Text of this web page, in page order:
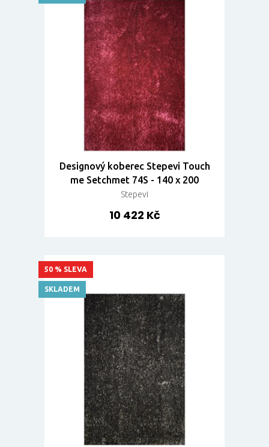
Designový koberec Stepevi Touch
me Setchmet 74S - 140 x 200
Stepevi
10 422 Kč
50 % SLEVA
SKLADEM